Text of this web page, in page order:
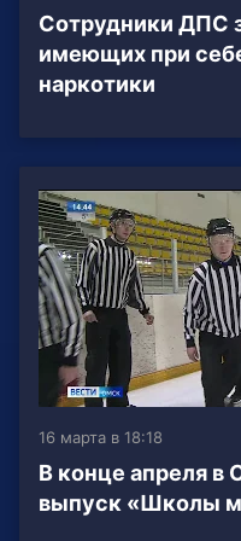
Сотрудники ДПС
имеющих при
наркотики
16 марта в 18:18
В конце апреля в
выпуск «Школы